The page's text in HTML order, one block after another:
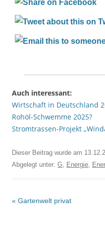
Auch interessant:
Wirtschaft in Deutschland
Rohöl-Schwemme 2025?
Stromtrassen-Projekt
Dieser Beitrag wurde am
Abgelegt unter: G, Energie,
Beitrags-
« Gartenwelt privat